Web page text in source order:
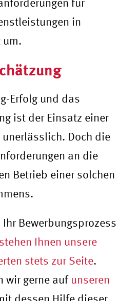
für
in
um.
Erfolg und das
ist der Einsatz einer
unerlässlich. Doch die
an die
Betrieb einer solchen
Ihr Bewerbungsprozess
stehen Ihnen unsere
stets zur Seite.
wir gerne auf unseren
mit dessen Hilfe dieser